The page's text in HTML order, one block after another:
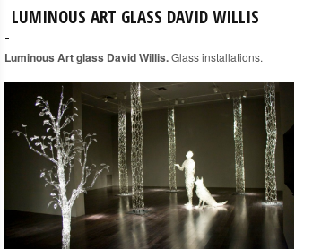
LUMINOUS ART GLASS DAVID WILLIS
Luminous Art glass David Willis.Glass installations.